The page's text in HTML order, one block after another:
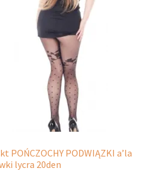
stronie
produktu
POŃCZOCHY PODWIĄZKI a’la
lycra 20den